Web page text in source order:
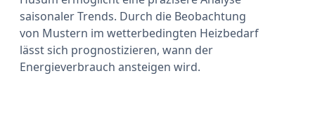
saisonaler Trends. Durch die Beobachtung
von Mustern im wetterbedingten Heizbedarf
lässt sich prognostizieren, wann der
Energieverbrauch ansteigen wird.